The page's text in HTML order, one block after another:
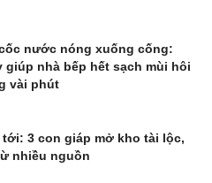
nước nóng xuống cống:
giúp nhà bếp hết sạch mùi hôi
vài phút
tới: 3 con giáp mở kho tài lộc,
nhiều nguồn